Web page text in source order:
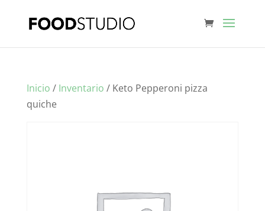
Inicio / Inventario / Keto Pepperoni pizza
quiche